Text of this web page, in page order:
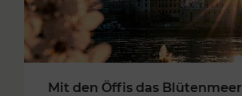
Mit den Öffis das Blütenmeer